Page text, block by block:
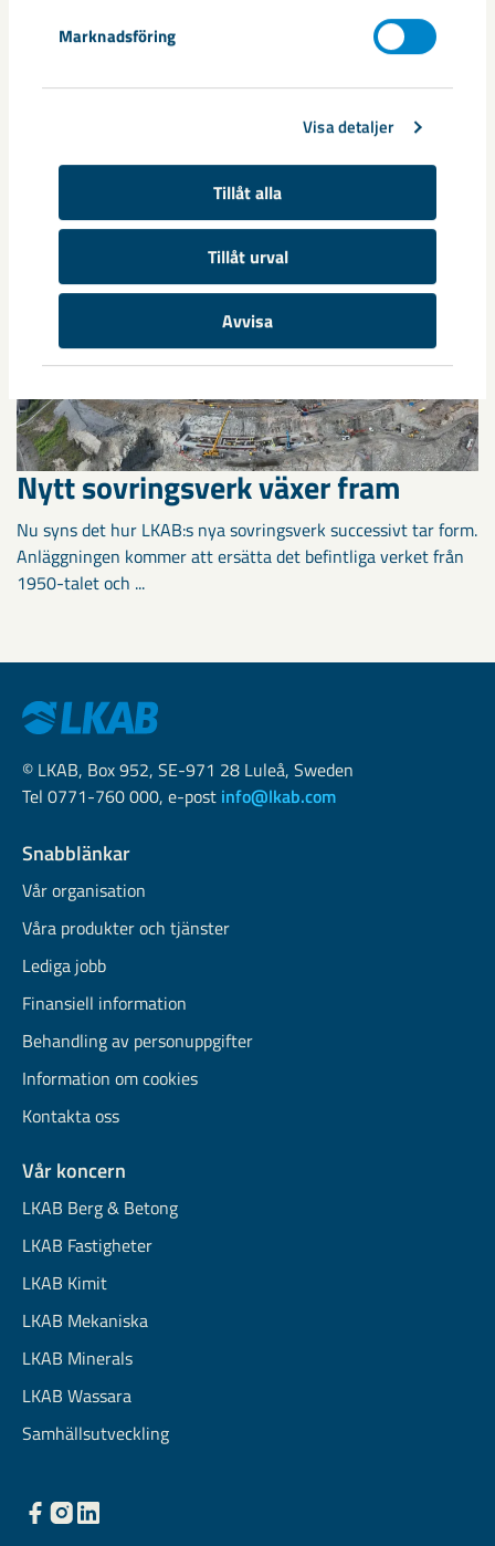
Marknadsföring
Visa detaljer
Tillåt alla
Tillåt urval
Avvisa
LKAB fortsätter arbetet för att
minska damningen i Kiruna
förebyggande åtgärder som LKAB initierade förra året
fortsätter. Genom nya arbetssätt och löpande uppföljning ...
Nytt sovringsverk växer fram
Nu syns det hur LKAB:s nya sovringsverk successivt tar form.
Anläggningen kommer att ersätta det befintliga verket från
1950-talet och ...
© LKAB, Box 952, SE-971 28 Luleå, Sweden
Tel 0771-760 000, e-post info@lkab.com
Snabblänkar
Vår organisation
Våra produkter och tjänster
Lediga jobb
Finansiell information
Behandling av personuppgifter
Information om cookies
Kontakta oss
Vår koncern
LKAB Berg & Betong
LKAB Fastigheter
LKAB Kimit
LKAB Mekaniska
LKAB Minerals
LKAB Wassara
Samhällsutveckling